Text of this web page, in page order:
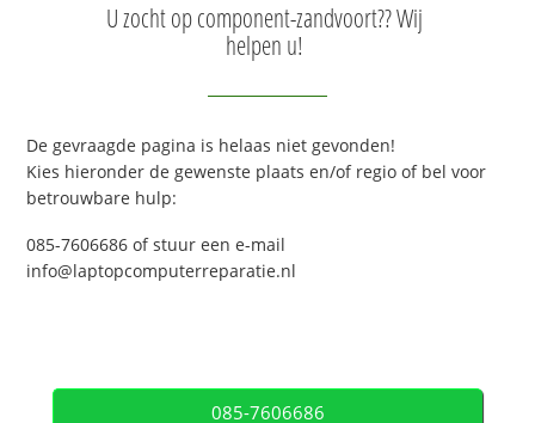
U zocht op component-zandvoort?? Wij
helpen u!
De gevraagde pagina is helaas niet gevonden!
Kies hieronder de gewenste plaats en/of regio of bel voor
betrouwbare hulp:
085-7606686 of stuur een e-mail
info@laptopcomputerreparatie.nl
085-7606686